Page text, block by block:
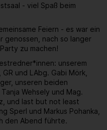
- viel Spaß beim
Feiern - es war ein
genossen, nach so langer
zu machen!
unserem
und LAbg. Gabi Mörk,
unseren beiden
Tanja Wehsely und Mag.
und last but not least
Sperl und Markus Pohanka,
den Abend führte.